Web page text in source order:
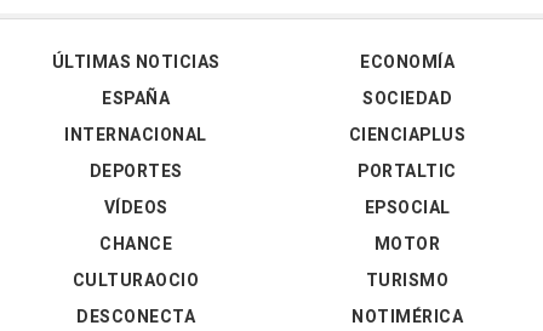
ÚLTIMAS NOTICIAS
ESPAÑA
INTERNACIONAL
DEPORTES
VÍDEOS
ECONOMÍA
SOCIEDAD
CIENCIAPLUS
PORTALTIC
EPSOCIAL
CHANCE
CULTURAOCIO
DESCONECTA
MOTOR
TURISMO
NOTIMÉRICA